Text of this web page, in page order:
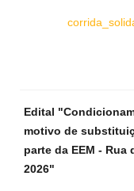
Edital
motivo de
parte da EEM -
2026"